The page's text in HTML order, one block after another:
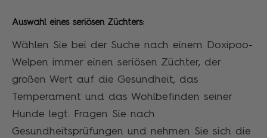
Auswahl eines seriösen Züchters:
Wählen Sie bei der Suche nach einem Doxipoo-
Welpen immer einen seriösen Züchter, der
großen Wert auf die Gesundheit, das
Temperament und das Wohlbefinden seiner
Hunde legt. Fragen Sie nach
Gesundheitsprüfungen und nehmen Sie sich die